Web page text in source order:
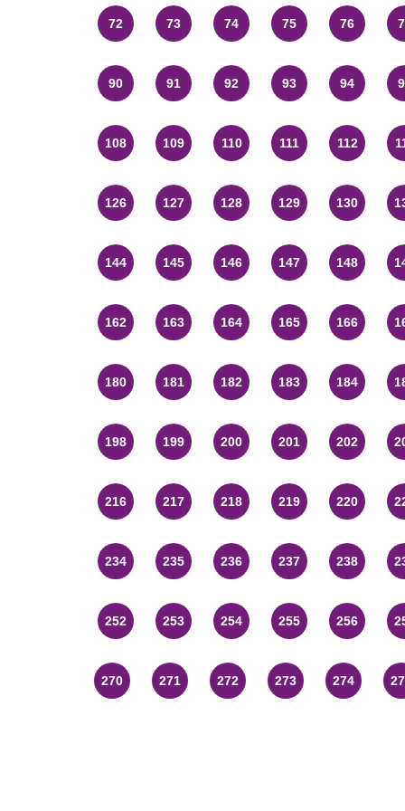
72 73 74 75 76
90 91 92 93 94
108 109 110 111 112
126 127 128 129 130
144 145 146 147 148
162 163 164 165 166
180 181 182 183 184
198 199 200 201 202
216 217 218 219 220
234 235 236 237 238
252 253 254 255 256
270 271 272 273 274